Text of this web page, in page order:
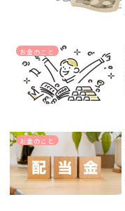
お金のこと
お金のこと